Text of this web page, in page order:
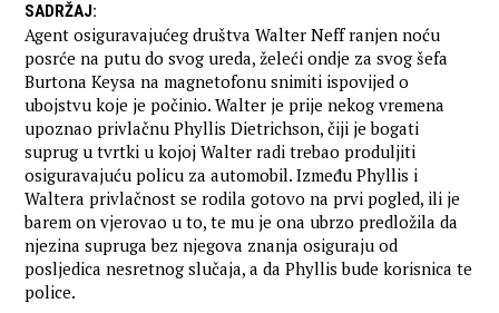
SADRŽAJ:
Agent osiguravajućeg društva Walter Neff ranjen noću
posrće na putu do svog ureda, želeći ondje za svog šefa
Burtona Keysa na magnetofonu snimiti ispovijed o
ubojstvu koje je počinio. Walter je prije nekog vremena
upoznao privlačnu Phyllis Dietrichson, čiji je bogati
suprug u tvrtki u kojoj Walter radi trebao produljiti
osiguravajuću policu za automobil. Između Phyllis i
Waltera privlačnost se rodila gotovo na prvi pogled, ili je
barem on vjerovao u to, te mu je ona ubrzo predložila da
njezina supruga bez njegova znanja osiguraju od
posljedica nesretnog slučaja, a da Phyllis bude korisnica te
police.